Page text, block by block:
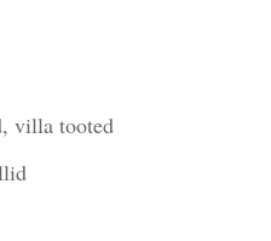
villa tooted